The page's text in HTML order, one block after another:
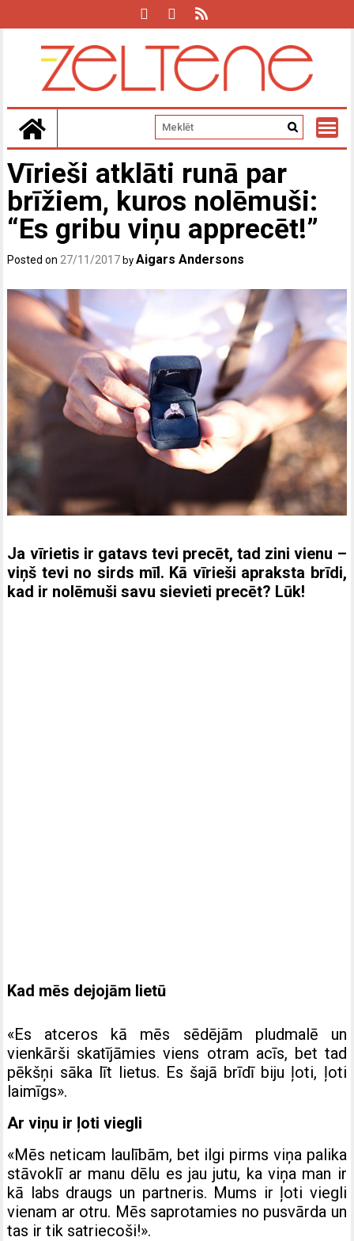
Vīrieši atklāti runā par
brīžiem, kuros nolēmuši:
“Es gribu viņu apprecēt!”
Posted on 27/11/2017 byAigars Andersons
Ja vīrietis ir gatavs tevi precēt, tad zini vienu –
viņš tevi no sirds mīl. Kā vīrieši apraksta brīdi,
kad ir nolēmuši savu sievieti precēt? Lūk!
Kad mēs dejojām lietū
«Es atceros kā mēs sēdējām pludmalē un
vienkārši skatījāmies viens otram acīs, bet tad
pēkšņi sāka līt lietus. Es šajā brīdī biju ļoti, ļoti
laimīgs».
Ar viņu ir ļoti viegli
«Mēs neticam laulībām, bet ilgi pirms viņa palika
stāvoklī ar manu dēlu es jau jutu, ka viņa man ir
kā labs draugs un partneris. Mums ir ļoti viegli
vienam ar otru. Mēs saprotamies no pusvārda un
tas ir tik satriecoši!».